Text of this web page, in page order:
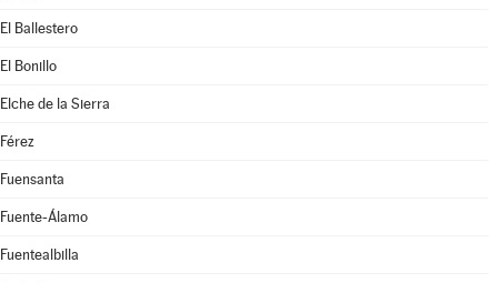
El Ballestero
El Bonillo
Elche de la Sierra
Férez
Fuensanta
Fuente-Álamo
Fuentealbilla